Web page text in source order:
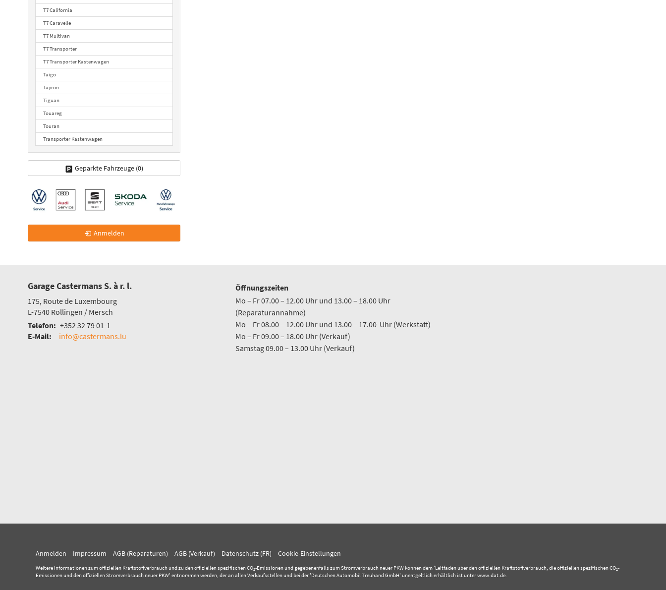
T7 California
T7 Caravelle
T7 Multivan
T7 Transporter
T7 Transporter Kastenwagen
Taigo
Tayron
Tiguan
Touareg
Touran
Transporter Kastenwagen
Geparkte Fahrzeuge (0)
Anmelden
Garage Castermans S. à r. l.
175, Route de Luxembourg
L-7540 Rollingen / Mersch
Telefon: +352 32 79 01-1
E-Mail:
info@castermans.lu
Öffnungszeiten
Mo – Fr 07.00 – 12.00 Uhr und 13.00 – 18.00 Uhr
(Reparaturannahme)
Mo – Fr 08.00 – 12.00 Uhr und 13.00 – 17.00 Uhr (Werkstatt)
Mo – Fr 09.00 – 18.00 Uhr (Verkauf)
Samstag 09.00 – 13.00 Uhr (Verkauf)
Anmelden Impressum AGB (Reparaturen) AGB (Verkauf) Datenschutz (FR) Cookie-Einstellungen
Weitere Informationen zum offiziellen Kraftstoffverbrauch und zu den offiziellen spezifischen CO2-Emissionen und gegebenenfalls zum Stromverbrauch neuer PKW können dem 'Leitfaden über den offiziellen Kraftstoffverbrauch, die offiziellen spezifischen CO2-
Emissionen und den offiziellen Stromverbrauch neuer PKW' entnommen werden, der an allen Verkaufsstellen und bei der 'Deutschen Automobil Treuhand GmbH' unentgeltlich erhältlich ist unter www.dat.de.